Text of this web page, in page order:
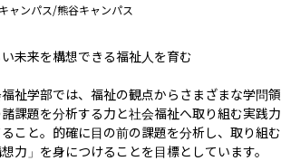
ャンパス/熊谷キャンパス
未来を構想できる福祉人を育む
祉学部では、福祉の観点からさまざまな学問
課題を分析する力と社会福祉へ取り組む実践
こと。的確に目の前の課題を分析し、取り組
想力」を身につけることを目標としています。